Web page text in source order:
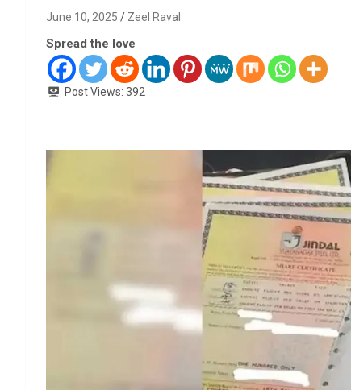
June 10, 2025 Zeel Raval
Spread the love
Post Views: 392